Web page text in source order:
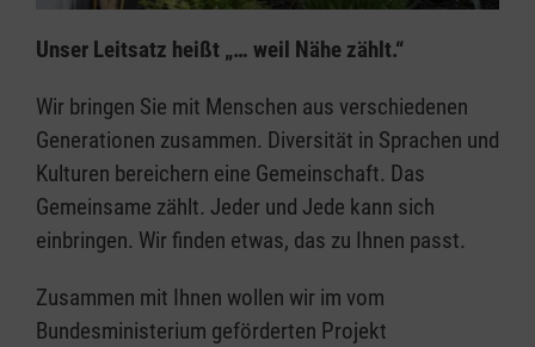
Unser Leitsatz heißt „… weil Nähe zählt.“
Wir bringen Sie mit Menschen aus verschiedenen
Generationen zusammen. Diversität in Sprachen und
Kulturen bereichern eine Gemeinschaft. Das
Gemeinsame zählt. Jeder und Jede kann sich
einbringen. Wir finden etwas, das zu Ihnen passt.
Zusammen mit Ihnen wollen wir im vom
Bundesministerium geförderten Projekt